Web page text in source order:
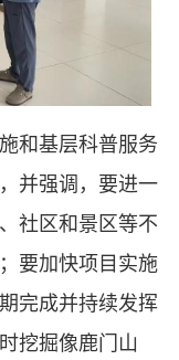
和基层科普服务
并强调，要进一
社区和景区等不
要加快项目实施
完成并持续发挥
挖掘像鹿门山